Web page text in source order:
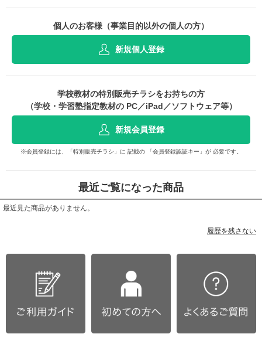
個人のお客様（事業目的以外の個人の方）
新規個人登録
学校教材の特別販売チラシをお持ちの方
（学校・学習塾指定教材の PC／iPad／ソフトウェア等）
新規会員登録
※会員登録には、「特別販売チラシ」に 記載の 「会員登録認証キー」が 必要です。
最近ご覧になった商品
最近見た商品がありません。
履歴を残さない